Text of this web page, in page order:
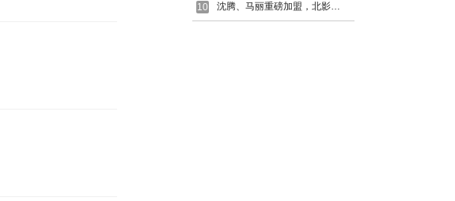
10 沈腾、马丽重磅加盟，北影节开幕式阵容星光熠熠